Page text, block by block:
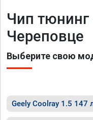
Чип тюнинг
Череповце
Выберите свою
Geely Coolray 1.5 147